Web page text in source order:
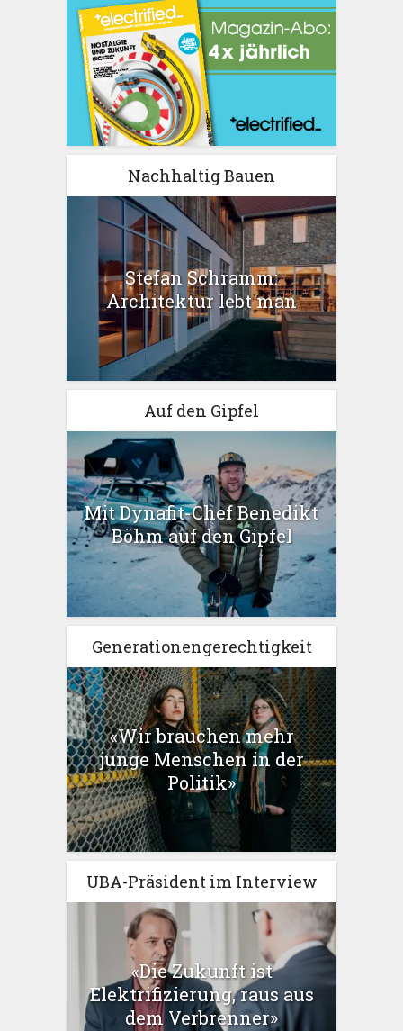
Nachhaltig Bauen
Stefan Schramm:
Architektur lebt man
Auf den Gipfel
Mit Dynafit-Chef Benedikt
Böhm auf den Gipfel
Generationengerechtigkeit
«Wir brauchen mehr
junge Menschen in der
Politik»
UBA-Präsident im Interview
«Die Zukunft ist
Elektrifizierung, raus aus
dem Verbrenner»